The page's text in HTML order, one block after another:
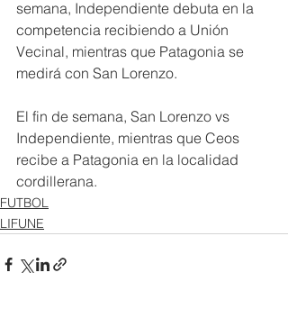
semana, Independiente debuta en la
competencia recibiendo a Unión
Vecinal, mientras que Patagonia se
medirá con San Lorenzo.
El fin de semana, San Lorenzo vs
Independiente, mientras que Ceos
recibe a Patagonia en la localidad
cordillerana.
FUTBOL
LIFUNE